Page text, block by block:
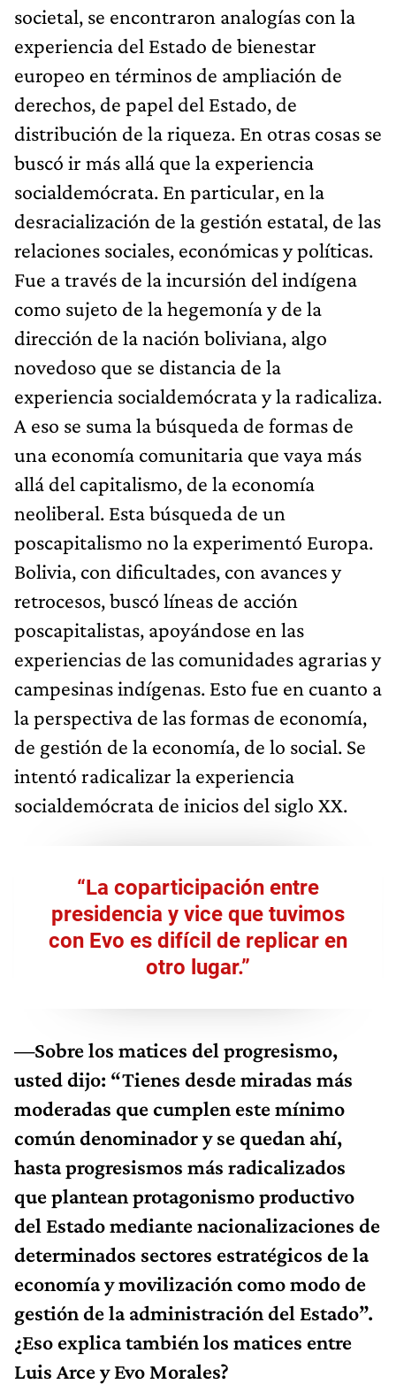
societal, se encontraron analogías con la
experiencia del Estado de bienestar
europeo en términos de ampliación de
derechos, de papel del Estado, de
distribución de la riqueza. En otras cosas se
buscó ir más allá que la experiencia
socialdemócrata. En particular, en la
desracialización de la gestión estatal, de las
relaciones sociales, económicas y políticas.
Fue a través de la incursión del indígena
como sujeto de la hegemonía y de la
dirección de la nación boliviana, algo
novedoso que se distancia de la
experiencia socialdemócrata y la radicaliza.
A eso se suma la búsqueda de formas de
una economía comunitaria que vaya más
allá del capitalismo, de la economía
neoliberal. Esta búsqueda de un
poscapitalismo no la experimentó Europa.
Bolivia, con dificultades, con avances y
retrocesos, buscó líneas de acción
poscapitalistas, apoyándose en las
experiencias de las comunidades agrarias y
campesinas indígenas. Esto fue en cuanto a
la perspectiva de las formas de economía,
de gestión de la economía, de lo social. Se
intentó radicalizar la experiencia
socialdemócrata de inicios del siglo XX.
“La coparticipación entre
presidencia y vice que tuvimos
con Evo es difícil de replicar en
otro lugar.”
—Sobre los matices del progresismo,
usted dijo: “Tienes desde miradas más
moderadas que cumplen este mínimo
común denominador y se quedan ahí,
hasta progresismos más radicalizados
que plantean protagonismo productivo
del Estado mediante nacionalizaciones de
determinados sectores estratégicos de la
economía y movilización como modo de
gestión de la administración del Estado”.
¿Eso explica también los matices entre
Luis Arce y Evo Morales?